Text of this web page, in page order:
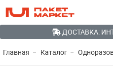
ДОСТАВКА:
Главная Каталог